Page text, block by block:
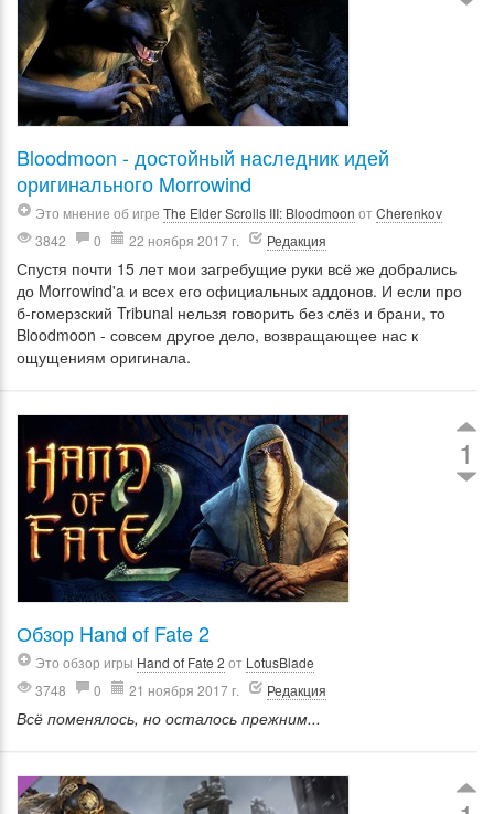
Bloodmoon - достойный наследник идей
оригинального Morrowind
Это мнение об игре The Elder Scrolls III: Bloodmoon отCherenkov
3842
0 22 ноября 2017 г. Редакция
Спустя почти 15 лет мои загребущие руки всё же добрались
до Morrowind'a и всех его официальных аддонов. И если про
б-гомерзский Tribunal нельзя говорить без слёз и брани, то
Bloodmoon - совсем другое дело, возвращающее нас к
ощущениям оригинала.
1
Обзор Hand of Fate 2
Это обзор игры Hand of Fate 2 от LotusBlade
3748
0 21 ноября 2017 г. Редакция
Всё поменялось, но осталось прежним...